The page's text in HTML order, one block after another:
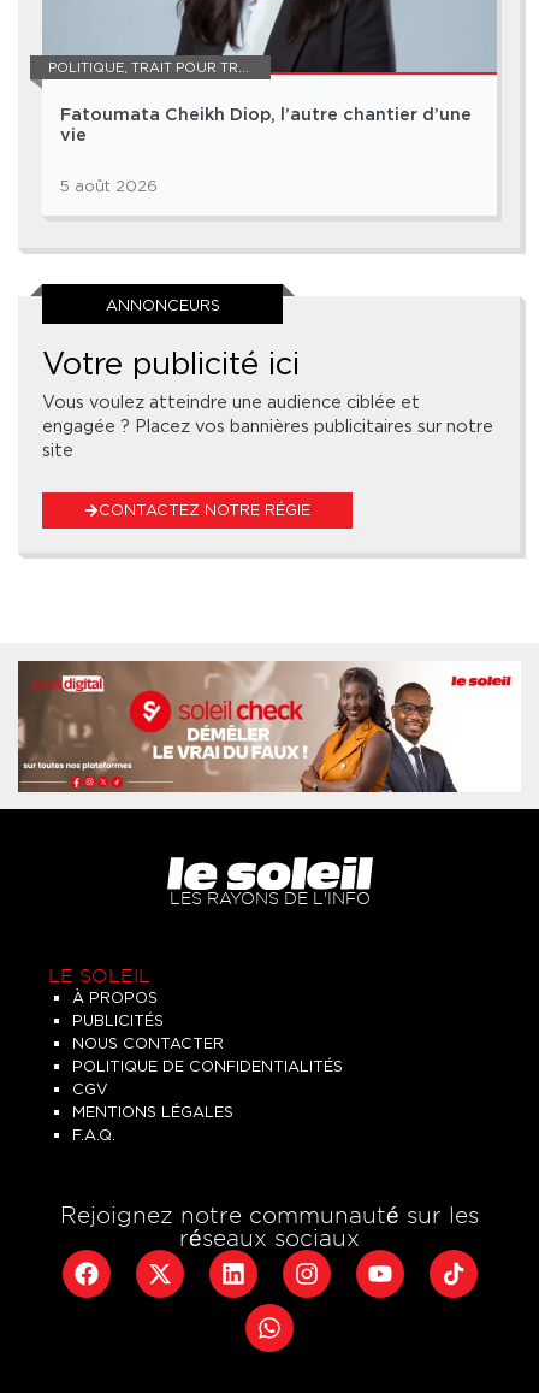
POLITIQUE, TRAIT POUR TRAIT
Fatoumata Cheikh Diop, l’autre chantier d’une
vie
5 août 2026
ANNONCEURS
Votre publicité ici
Vous voulez atteindre une audience ciblée et
engagée ? Placez vos bannières publicitaires sur notre
site
CONTACTEZ NOTRE RÉGIE
LES RAYONS DE L'INFO
LE SOLEIL
À PROPOS
PUBLICITÉS
NOUS CONTACTER
POLITIQUE DE CONFIDENTIALITÉS
CGV
MENTIONS LÉGALES
F.A.Q.
Rejoignez notre communauté sur les
réseaux sociaux